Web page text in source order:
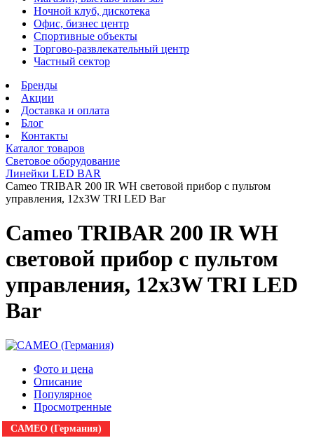
Ночной клуб, дискотека
Офис, бизнес центр
Спортивные объекты
Торгово-развлекательный центр
Частный сектор
Бренды
Акции
Доставка и оплата
Блог
Контакты
Каталог товаров
Световое оборудование
Линейки LED BAR
Cameo TRIBAR 200 IR WH световой прибор с пультом
управления, 12x3W TRI LED Bar
Cameo TRIBAR 200 IR WH
световой прибор с пультом
управления, 12x3W TRI LED
Bar
Фото и цена
Описание
Популярное
Просмотренные
CAMEO (Германия)